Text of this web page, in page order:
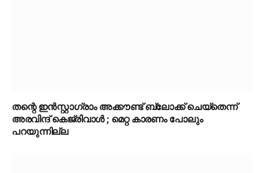
തന്റെ ഇൻസ്റ്റാഗ്രാം അക്കൗണ്ട് ബ്ലോക്ക് ചെയ്തെന്ന്
അരവിന്ദ് കെജ്‌രിവാൾ ; മെറ്റ കാരണം പോലും
പറയുന്നില്ല